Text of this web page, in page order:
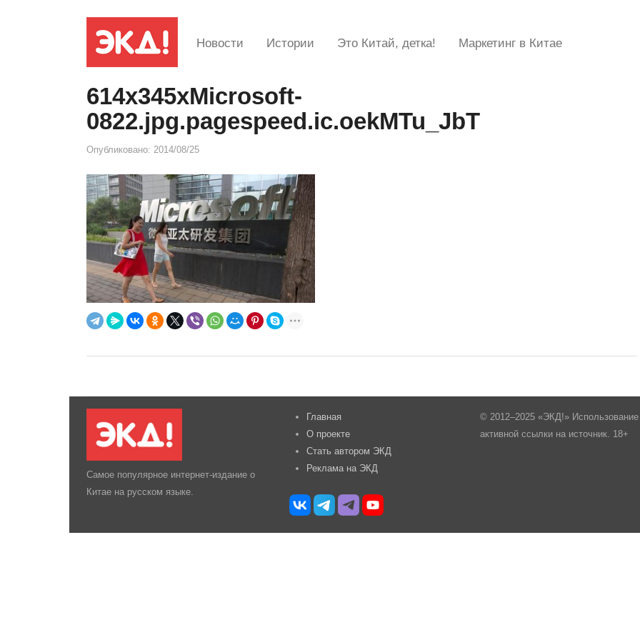
Новости Истории Это Китай, детка! Маркетинг в Китае
614x345xMicrosoft-
0822.jpg.pagespeed.ic.oekMTu_JbT
Опубликовано: 2014/08/25
Самое популярное интернет-издание о
Китае на русском языке.
Главная
О проекте
Стать автором ЭКД
Реклама на ЭКД
© 2012–2025 «ЭКД!»
активной ссылки на источник. 18+